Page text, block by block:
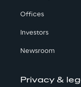
Offices
Investors
Newsroom
Privacy &